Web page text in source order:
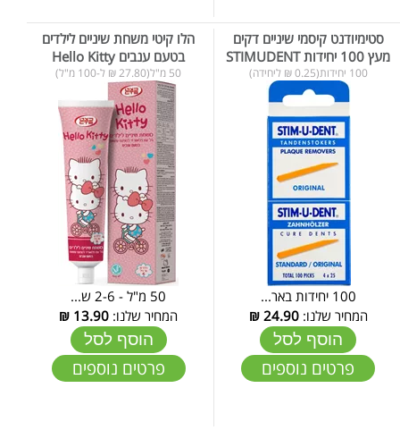
סטימיודנט קיסמי שיניים דקים
מעץ 100 יחידות STIMUDENT
100 יחידות(0.25 ₪ ליחידה)
100 יחידות באר...
המחיר שלנו:24.90
₪
הוסף לסל
פרטים נוספים
הלו קיטי משחת שיניים לילדים
בטעם ענבים Hello Kitty
50 מ"ל(27.80 ₪ ל-100 מ"ל)
50 מ"ל - 2-6 ש...
המחיר שלנו: 13.90
₪
הוסף לסל
פרטים נוספים